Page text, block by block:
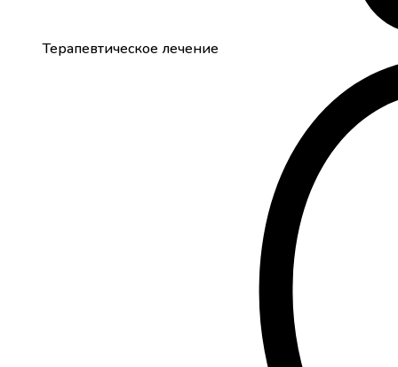
Терапевтическое лечение